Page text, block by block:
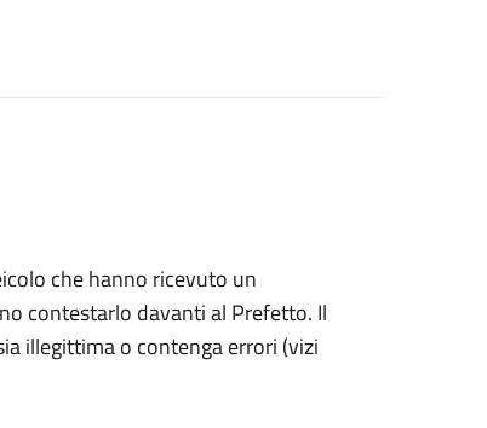
che hanno ricevuto un
contestarlo davanti al Prefetto. Il
illegittima o contenga errori (vizi